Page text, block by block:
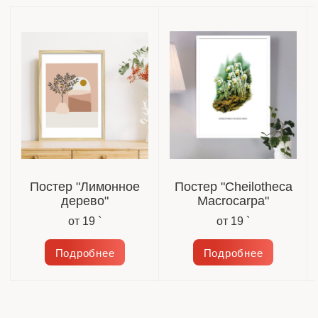
Постер "Лимонное
дерево"
от 19 `
Подробнее
Постер "Cheilotheca
Macrocarpa"
от 19 `
Подробнее